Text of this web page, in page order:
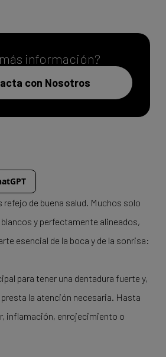
información?
con Nosotros
de buena salud. Muchos solo
y perfectamente alineados,
esencial de la boca y de la sonrisa:
para tener una dentadura fuerte y,
la atención necesaria. Hasta
inflamación, enrojecimiento o